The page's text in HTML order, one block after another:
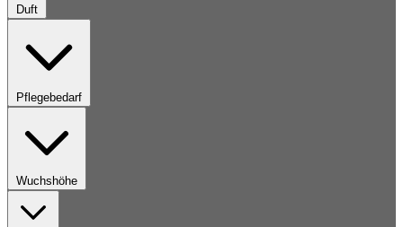
Duft
Pflegebedarf
Wuchshöhe